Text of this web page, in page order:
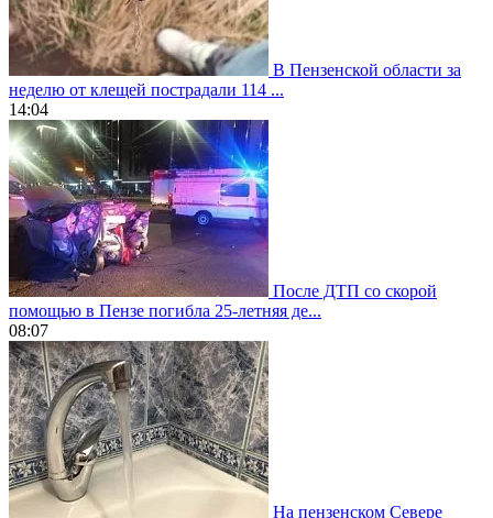
В Пензенской области за
неделю от клещей пострадали 114 ...
14:04
После ДТП со скорой
помощью в Пензе погибла 25-летняя де...
08:07
На пензенском Севере